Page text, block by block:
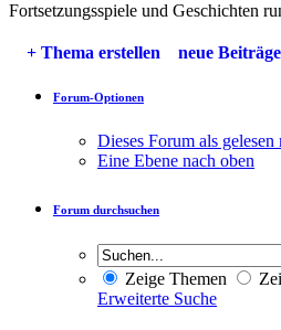
Fortsetzungsspiele und Geschichten
+ Thema erstellen neue Beiträge
Forum-Optionen
Dieses Forum als gelesen
Eine Ebene nach oben
Forum durchsuchen
Zeige Themen
Erweiterte Suche